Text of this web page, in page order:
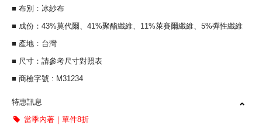
■ 布別：冰紗布
■ 成份：43%莫代爾、41%聚酯纖維、11%萊賽爾纖維、5%彈性纖維
■ 產地：台灣
■ 尺寸：請參考尺寸對照表
■ 商檢字號 : M31234
特惠訊息
當季內著｜單件8折